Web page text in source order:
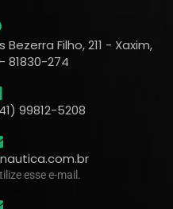
Filho, 211 - Xaxim,
81830-274
99812-5208
esse e-mail.